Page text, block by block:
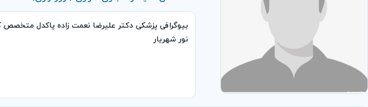
بیوگرافی پزشکی دکتر علیرضا نعمت زاده پاکدل
نور شهریار